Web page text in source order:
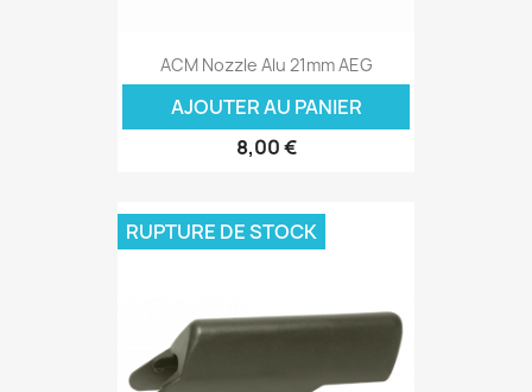
ACM Nozzle Alu 21mm AEG
AJOUTER AU PANIER
8,00 €
RUPTURE DE STOCK